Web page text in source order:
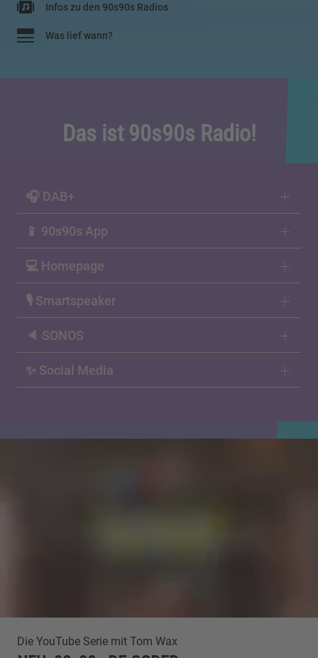
Infos zu den 90s90s Radios
Was lief wann?
Das ist 90s90s Radio!
🎧 DAB+
📱 90s90s App
💻 Homepage
🎙 Smartspeaker
🔈 SONOS
✨ Social Media
Die YouTube Serie mit Tom Wax